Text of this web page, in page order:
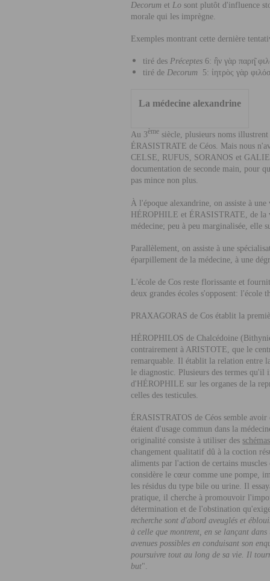
DecorumetLo sont plutôt d'influence
morale qui les imprègne.
Exemples montrant cette dernière
tiré desPréceptes 6: ἢν γὰρ παρη
tiré deDecorum 5: ἰητρὸς γὰρ
La médecine alexandrine
Au 3ème siècle, plusieurs noms
É RASISTRATE de Céos. Mais nous
C ELSE, RUFUS, SORANOS et G
documentation de seconde main, pour
pas mince non plus.
À l'époque alexandrine, on assiste à
HÉROPHILE et ÉRASISTRATE , de
médecine; peu à peu marginalisée, elle
Parallèlement, on assiste à une
éparpillement de la médecine, à une
L'école de Cos reste florissante et
deux grandes écoles s'opposent: l'école
PRAXAGORAS de Cos établit la
HÉROPHILOS de Chalcédoine
contrairement à A RISTOTE, que le
remarquable. Il établit la relation entre
le diagnostic. Plusieurs des termes
d'H ÉROPHILE sur les organes de la
celles des testicules.
ÉRASISTRATOS de Céos semble
étaient d'usage commun dans la
originalité consiste à utiliser des
changement qualitatif dû à la coction
aliments par l'action de certains
considère le cœur comme une pompe,
les résidus du type bile ou urine. Il
pratique, il cherche à promouvoir
détermination et de l'obstination
recherche sont d'abord aveuglés et
à celle que montrent, en se lançant
avenues possibles en conduisant son
poursuivre tout au long de sa vie. Il
but".